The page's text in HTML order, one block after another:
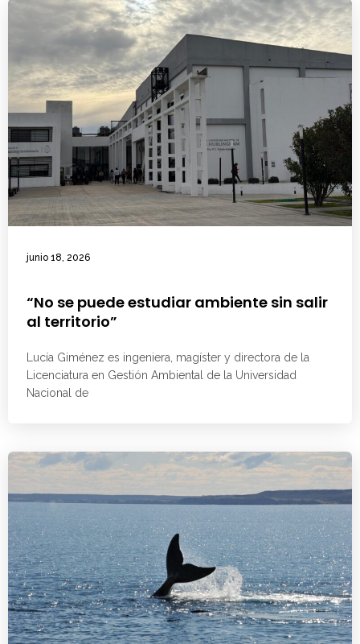
junio 18, 2026
“No se puede estudiar ambiente sin salir
al territorio”
Lucía Giménez es ingeniera, magíster y directora de la
Licenciatura en Gestión Ambiental de la Universidad
Nacional de